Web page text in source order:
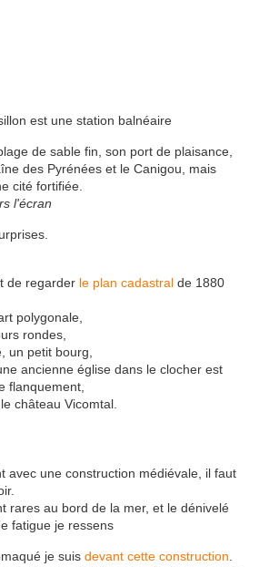
est une station balnéaire
de sable fin, son port de plaisance,
des Pyrénées et le Canigou, mais
cité fortifiée.
l'écran
de regarder le plan cadastral de 1880
polygonale,
rondes,
un petit bourg,
ancienne église dans le clocher est
flanquement,
château Vicomtal.
avec une construction médiévale, il faut
rares au bord de la mer, et le dénivelé
fatigue je ressens
je suis devant cette construction